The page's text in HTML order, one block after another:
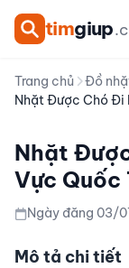
timgiup
Trang chủ Đồ
Nhặt Được Chó Đi
Nhặt
Vực Quốc
Ngày đăng 03/
Mô tả chi tiết